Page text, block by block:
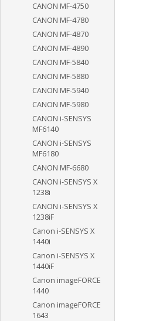
CANON MF-4750
CANON MF-4780
CANON MF-4870
CANON MF-4890
CANON MF-5840
CANON MF-5880
CANON MF-5940
CANON MF-5980
CANON i-SENSYS
MF6140
CANON i-SENSYS
MF6180
CANON MF-6680
CANON i-SENSYS X
1238i
CANON i-SENSYS X
1238iF
Canon i-SENSYS X
1440i
Canon i-SENSYS X
1440iF
Canon imageFORCE
1440
Canon imageFORCE
1643